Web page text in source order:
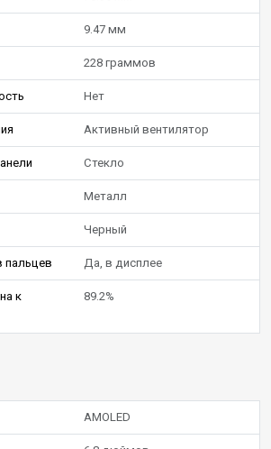
9.47 мм
228 граммов
Нет
Активный вентилятор
Стекло
Металл
Черный
пальцев Да, в дисплее
к
89.2%
AMOLED